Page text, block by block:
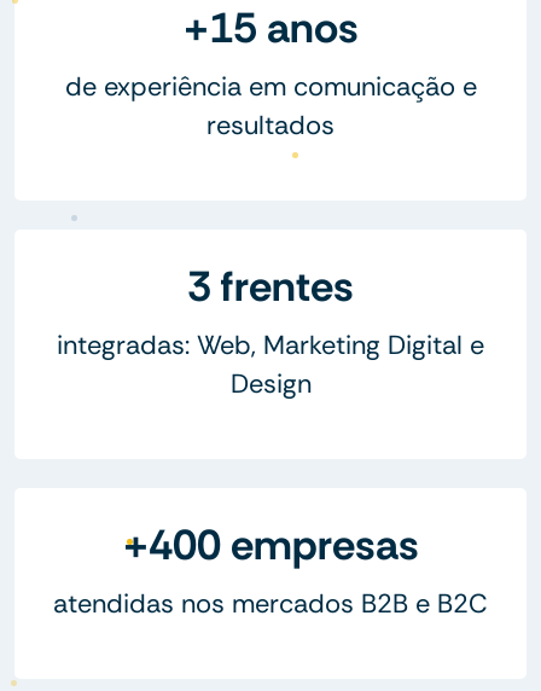
+15 anos
de experiência em comunicação e
resultados
3 frentes
integradas: Web, Marketing Digital e
Design
+400 empresas
atendidas nos mercados B2B e B2C